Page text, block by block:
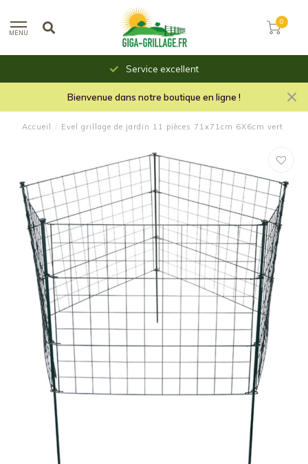
MENU
0
Service excellent
Bienvenue dans notre boutique en ligne !
Accueil / Evel grillage de jardin 11 pièces 71x71cm 6X6cm vert